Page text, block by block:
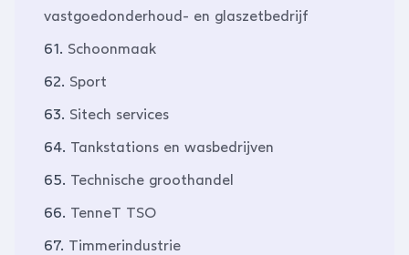
vastgoedonderhoud- en glaszetbedrijf
61. Schoonmaak
62. Sport
63. Sitech services
64. Tankstations en wasbedrijven
65. Technische groothandel
66. TenneT TSO
67. Timmerindustrie